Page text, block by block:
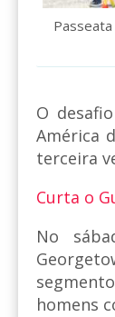
O
América
terceira
Curta o
No
homens